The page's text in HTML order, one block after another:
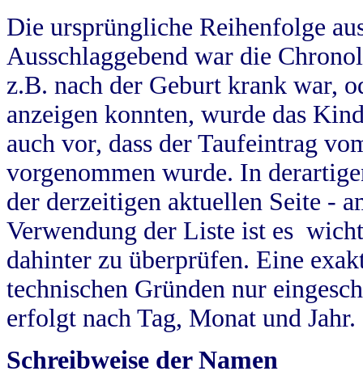
Die ursprüngliche Reihenfolge
Ausschlaggebend war die
z.B. nach der Geburt krank war,
anzeigen konnten, wurde das
auch vor, dass der Taufeintrag
vorgenommen wurde. In
der derzeitigen aktuellen Seite -
Verwendung der Liste ist es
dahinter zu überprüfen. Eine
technischen Gründen nur
erfolgt nach Tag, Monat und Jahr.
Schreibweise der Namen